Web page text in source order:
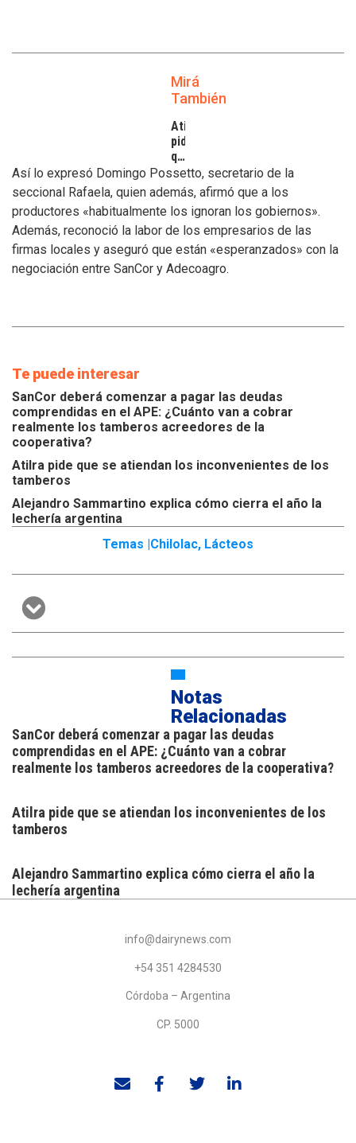
Mirá
También
Atilra
pide
que
se
atiendan
inconvenientes
de
los
tamberos
Así lo expresó Domingo Possetto, secretario de la
seccional Rafaela, quien además, afirmó que a los
productores «habitualmente los ignoran los gobiernos».
Además, reconoció la labor de los empresarios de las
firmas locales y aseguró que están «esperanzados» con la
negociación entre SanCor y Adecoagro.
Te puede interesar
SanCor deberá comenzar a pagar las deudas
comprendidas en el APE: ¿Cuánto van a cobrar
realmente los tamberos acreedores de la
cooperativa?
Atilra pide que se atiendan los inconvenientes de los
tamberos
Alejandro Sammartino explica cómo cierra el año la
lechería argentina
Temas | Chilolac, Lácteos
Notas
Relacionadas
SanCor deberá comenzar a pagar las deudas
comprendidas en el APE: ¿Cuánto van a cobrar
realmente los tamberos acreedores de la cooperativa?
Atilra pide que se atiendan los inconvenientes de los
tamberos
Alejandro Sammartino explica cómo cierra el año la
lechería argentina
info@dairynews.com
+54 351 4284530
Córdoba – Argentina
CP. 5000